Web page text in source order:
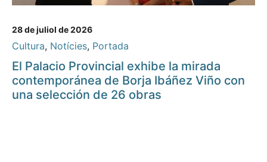
28 de juliol de 2026
Cultura, Notícies, Portada
El Palacio Provincial exhibe la mirada
contemporánea de Borja Ibáñez Viño con
una selección de 26 obras